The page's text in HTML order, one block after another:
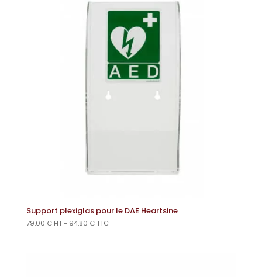
Support plexiglas pour le DAE Heartsine
79,00 € HT - 94,80 €TTC